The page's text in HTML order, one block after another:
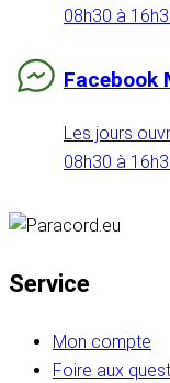
08h30 à
Facebook
Les jours
08h30 à
Service
Mon compte
Foire aux